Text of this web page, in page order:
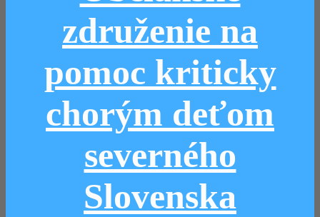
združenie na
pomoc kriticky
chorým deťom
severného
Slovenska